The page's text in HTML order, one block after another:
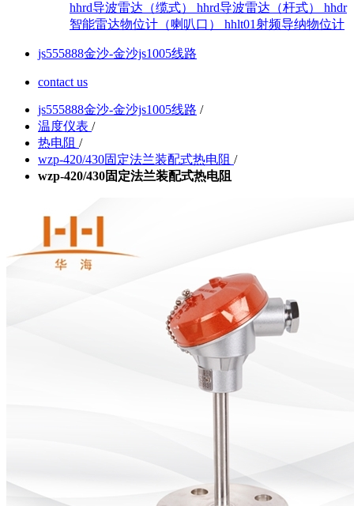
hhrd导波雷达（缆式） hhrd导波雷达（杆式） hhdr
智能雷达物位计（喇叭口） hhlt01射频导纳物位计
js555888金沙-金沙js1005线路
contact us
js555888金沙-金沙js1005线路 /
温度仪表 /
热电阻 /
wzp-420/430固定法兰装配式热电阻 /
wzp-420/430固定法兰装配式热电阻